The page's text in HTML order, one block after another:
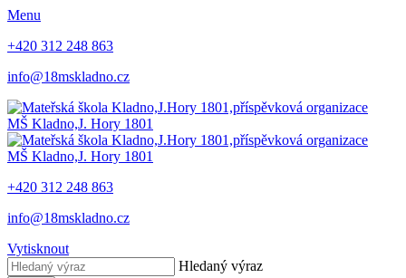
Menu
+420 312 248 863
info@18mskladno.cz
MŠ Kladno,J. Hory 1801
MŠ Kladno,J. Hory 1801
+420 312 248 863
info@18mskladno.cz
Vytisknout
Hledaný výraz